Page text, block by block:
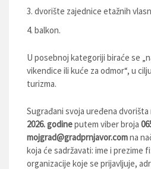
dvorište zajednice etažnih
balkon.
U posebnoj kategoriji biraće se
vikendice ili kuće za odmor“, u
turizma.
Sugrađani svoja uređena
2026. godineputem viber broja
mojgrad@gradprnjavor.comna
koja će sadržavati: ime i prezime
organizacije koje se prijavljuje,